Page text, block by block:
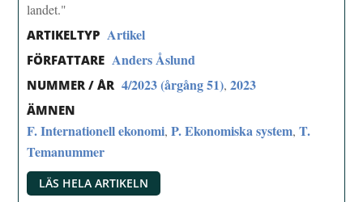
landet."
ARTIKELTYP Artikel
FÖRFATTARE Anders Åslund
NUMMER / ÅR 4/2023 (årgång 51),2023
ÄMNEN
F. Internationell ekonomi,P. Ekonomiska system,T.
Temanummer
LÄS HELA ARTIKELN